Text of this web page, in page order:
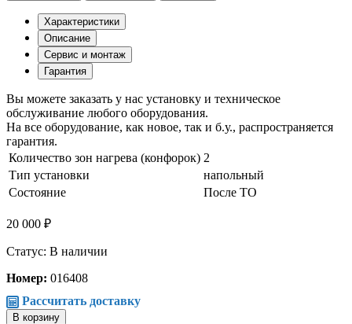
Характеристики
Описание
Сервис и монтаж
Гарантия
Вы можете заказать у нас установку и техническое
обслуживание любого оборудования.
На все оборудование, как новое, так и б.у., распространяется
гарантия.
Количество зон нагрева (конфорок) 2
Тип установки
напольный
Состояние
После ТО
20 000 ₽
Статус: В наличии
Номер: 016408
Рассчитать доставку
В корзину